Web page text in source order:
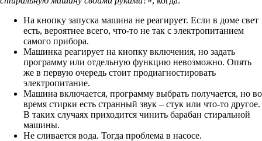
На кнопку запуска машина не реагирует. Если в доме свет
есть, вероятнее всего, что-то не так с электропитанием
самого прибора.
Машинка реагирует на кнопку включения, но задать
программу или отдельную функцию невозможно. Опять
же в первую очередь стоит продиагностировать
электропитание.
Машина включается, программу выбрать получается, но во
время стирки есть странный звук – стук или что-то другое.
В таких случаях приходится чинить барабан стиральной
машины.
Не сливается вода. Тогда проблема в насосе.